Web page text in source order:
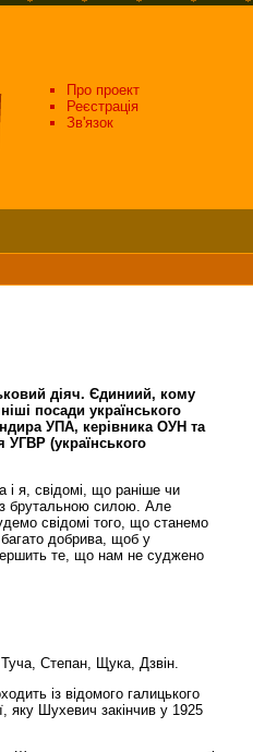
Про проект
Реєстрація
Зв'язок
діяч. Єдиниий, кому
посади українського
УПА, керівника ОУН та
УГВР (українського
і я, свідомі, що раніше чи
з брутальною силою. Але
свідомі того, що станемо
добрива, щоб у
те, що нам не суджено
Степан, Щука, Дзвін.
із відомого галицького
яку Шухевич закінчив у 1925